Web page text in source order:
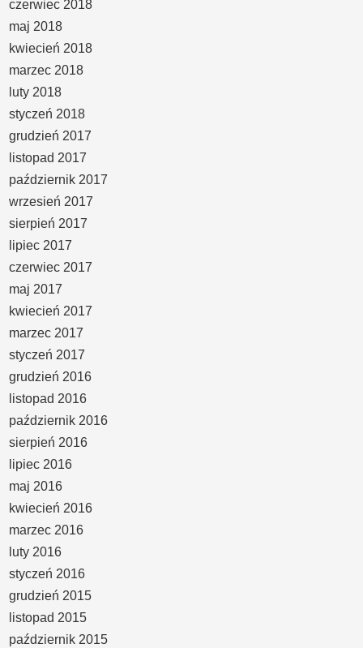
czerwiec 2018
maj 2018
kwiecień 2018
marzec 2018
luty 2018
styczeń 2018
grudzień 2017
listopad 2017
październik 2017
wrzesień 2017
sierpień 2017
lipiec 2017
czerwiec 2017
maj 2017
kwiecień 2017
marzec 2017
styczeń 2017
grudzień 2016
listopad 2016
październik 2016
sierpień 2016
lipiec 2016
maj 2016
kwiecień 2016
marzec 2016
luty 2016
styczeń 2016
grudzień 2015
listopad 2015
październik 2015